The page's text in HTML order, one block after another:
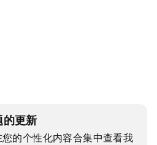
的更新
的个性化内容合集中查看我